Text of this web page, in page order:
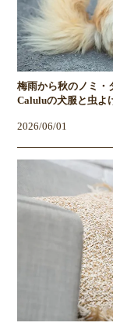
梅雨から秋のノミ・
Caluluの犬服と虫よ
2026/06/01